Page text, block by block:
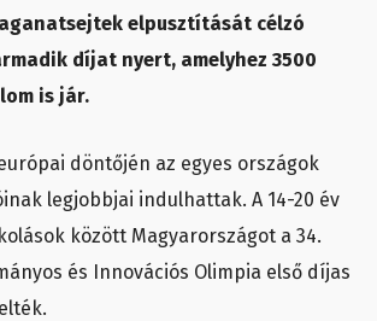
elpusztítását célzó
díjat nyert, amelyhez 3500
is jár.
döntőjén az egyes országok
legjobbjai indulhattak. A 14-20 év
között Magyarországot a 34.
és Innovációs Olimpia első díjas